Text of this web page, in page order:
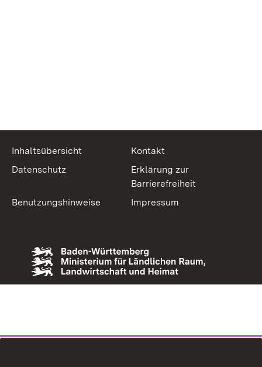
Inhaltsübersicht
Kontakt
Datenschutz
Erklärung zur
Barrierefreiheit
Benutzungshinweise
Impressum